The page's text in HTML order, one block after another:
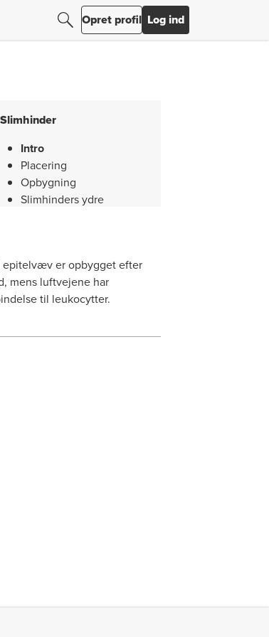
Søg efter resultater
SøgOpret profil Log ind
Slimhinder
Intro
Placering
Opbygning
Slimhinders ydre
epitelvæv er opbygget efter
mens luftvejene har
til leukocytter.